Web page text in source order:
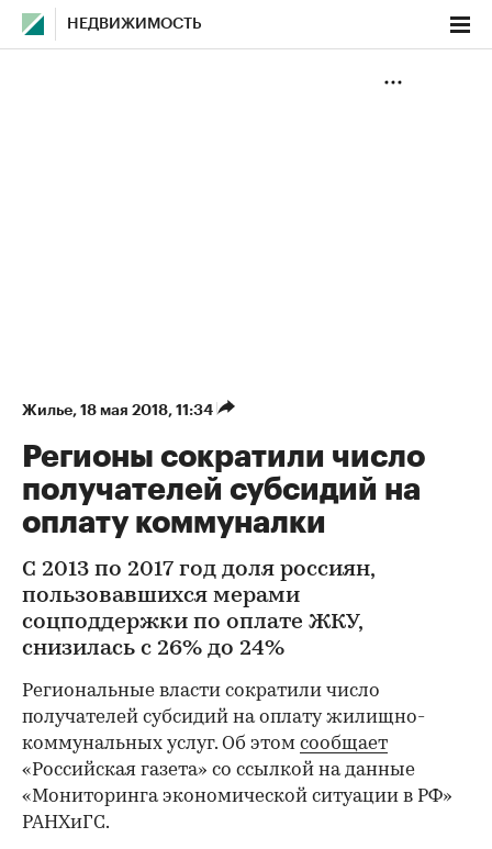
НЕДВИЖИМОСТЬ
Жилье⁠, 18 мая 2018, 11:34
Регионы сократили число
получателей субсидий на
оплату коммуналки
С 2013 по 2017 год доля россиян,
пользовавшихся мерами
соцподдержки по оплате ЖКУ,
снизилась с 26% до 24%
Региональные власти сократили число
получателей субсидий на оплату жилищно-
коммунальных услуг. Об этом сообщает
«Российская газета» со ссылкой на данные
«Мониторинга экономической ситуации в РФ»
РАНХиГС.